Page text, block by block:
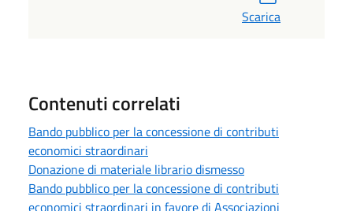
Scarica
Contenuti correlati
Bando pubblico per la concessione di contributi
economici straordinari
Donazione di materiale librario dismesso
Bando pubblico per la concessione di contributi